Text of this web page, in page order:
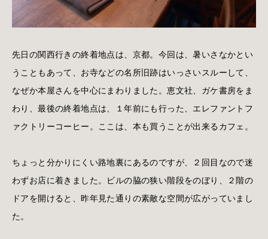
先日の関西行きの終着地点は、京都。今回は、暑いさなかとい
うこともあって、お寺などの名所旧跡はいっさいスルーして、
なぜか本屋さんを中心にまわりました。恵文社、ガケ書房をま
わり、最後の終着地点は、１年前にも行った、エレファントフ
ァクトリーコーヒー。ここは、本も買うことが出来るカフェ。
ちょっと分かりにくい路地裏にあるのですが、２回目なので迷
わずお店に着きました。ビルの脇の狭い階段をのぼり、２階の
ドアを開けると、昨年見た通りの素敵な空間が広がっていまし
た。